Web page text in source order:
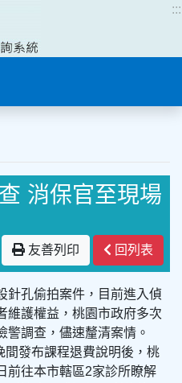
:::
消保官至現場
友善列印 回列表
針孔偷拍案件，目前進入偵
維護權益，桃園市政府多次
警調查，儘速釐清案情。
間發布課程退費說明後，桃
前往本市轄區2家診所瞭解